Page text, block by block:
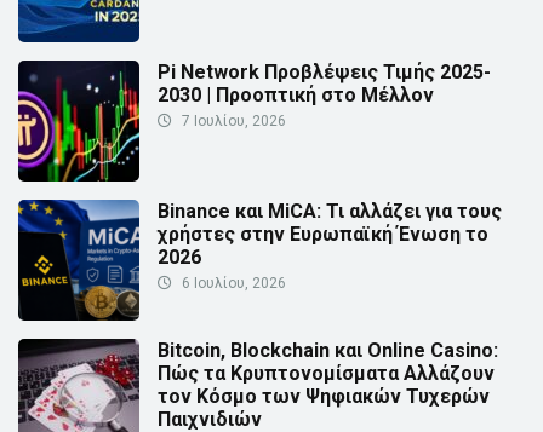
Pi Network Προβλέψεις Τιμής 2025-
2030 | Προοπτική στο Μέλλον
7 Ιουλίου, 2026
Binance και MiCA: Τι αλλάζει για τους
χρήστες στην Ευρωπαϊκή Ένωση το
2026
6 Ιουλίου, 2026
Bitcoin, Blockchain και Online Casino:
Πώς τα Κρυπτονομίσματα Αλλάζουν
τον Κόσμο των Ψηφιακών Τυχερών
Παιχνιδιών